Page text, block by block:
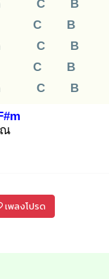
C
B
C
B
C
B
C
B
C B
ณ
เพลงโปรด